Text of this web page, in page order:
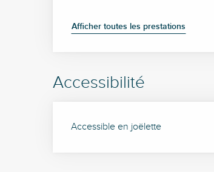
Afficher toutes les prestations
Accessibilité
Accessible en joëlette